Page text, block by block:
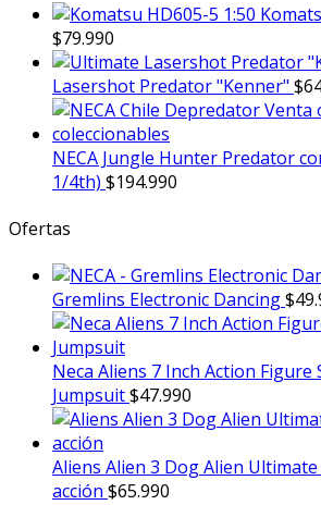
$79.990
Lasershot Predator "Kenner" $
NECA Jungle Hunter Predator
1/4th) $194.990
Ofertas
Gremlins Electronic Dancing$
Neca Aliens 7 Inch Action Figure
Jumpsuit$47.990
Aliens Alien 3 Dog Alien
acción $65.990